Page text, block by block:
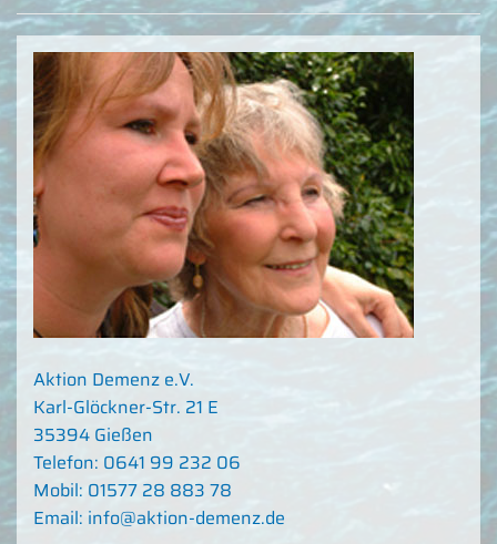
Aktion Demenz e.V.
Karl-Glöckner-Str. 21 E
35394 Gießen
Telefon: 0641 99 232 06
Mobil: 01577 28 883 78
Email: info@aktion-demenz.de